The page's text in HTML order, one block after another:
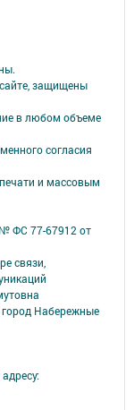
защищены
в любом объеме
согласия
и массовым
ФС 77-67912 от
связи,
город Набережные